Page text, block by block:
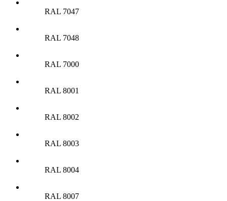
RAL 7047
RAL 7048
RAL 7000
RAL 8001
RAL 8002
RAL 8003
RAL 8004
RAL 8007